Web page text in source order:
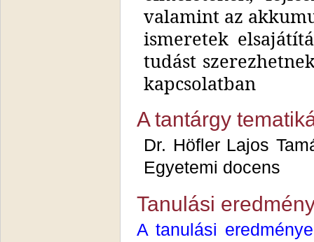
valamint az
ismeretek
tudást
kapcsolatban
A tantárgy
Dr. Höfler
Egyetemi docens
Tanulási
A tanulási